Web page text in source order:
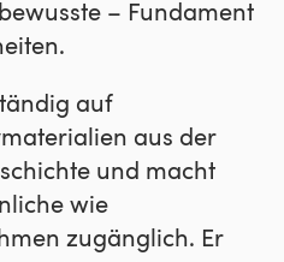
– Fundament
auf
aus der
und macht
wie
zugänglich. Er